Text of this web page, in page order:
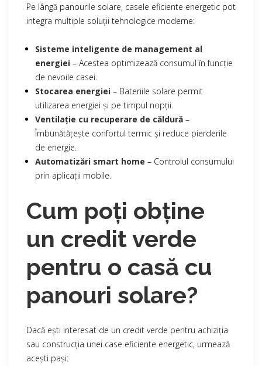
Pe lângă panourile solare, casele eficiente energetic pot
integra multiple soluții tehnologice moderne:
Sisteme inteligente de management al
energiei – Acestea optimizează consumul în funcție
de nevoile casei.
Stocarea energiei – Bateriile solare permit
utilizarea energiei și pe timpul nopții.
Ventilație cu recuperare de căldură –
Îmbunătățește confortul termic și reduce pierderile
de energie.
Automatizări smart home – Controlul consumului
prin aplicații mobile.
Cum poți obține
un credit verde
pentru o casă cu
panouri solare?
Dacă ești interesat de un credit verde pentru achiziția
sau construcția unei case eficiente energetic, urmează
acești pași: